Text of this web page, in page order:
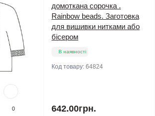
0
домоткана сорочка .
Rainbow beads. Заготовка
для вишивки нитками або
бісером
В наявності
Код товару: 64824
642.00грн.